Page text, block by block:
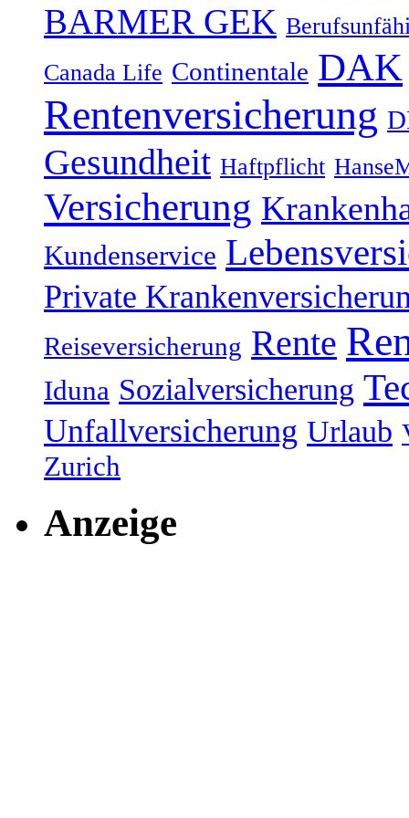
BARMER GEK
Canada Life Continentale DAK
Rentenversicherung
Gesundheit Haftpflicht
Versicherung
Kundenservice
Private
Reiseversicherung Rente
Iduna Sozialversicherung
Unfallversicherung Urlaub
Zurich
Anzeige